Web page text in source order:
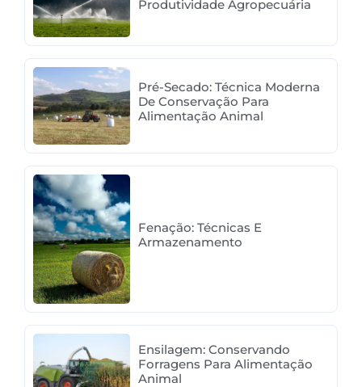
Produtividade Agropecuária
Pré-Secado: Técnica Moderna
De Conservação Para
Alimentação Animal
Fenação: Técnicas E
Armazenamento
Ensilagem: Conservando
Forragens Para Alimentação
Animal